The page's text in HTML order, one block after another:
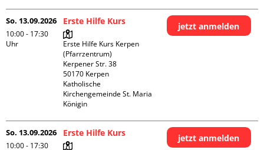
So. 13.09.2026
10:00 - 17:30
Uhr
Erste Hilfe Kurs
Erste Hilfe Kurs Kerpen
(Pfarrzentrum)
Kerpener Str. 38
50170 Kerpen
Katholische
Kirchengemeinde St. Maria
Königin
jetzt anmelden
So. 13.09.2026
10:00 - 17:30
Erste Hilfe Kurs jetzt anmelden